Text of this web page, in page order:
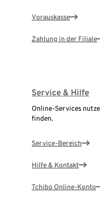
Vorauskasse
Zahlung in der Filiale
Service & Hilfe
Online-Services
finden.
Service-Bereich
Hilfe & Kontakt
Tchibo Online-Konto